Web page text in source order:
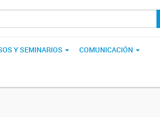
Y SEMINARIOS COMUNICACIÓN